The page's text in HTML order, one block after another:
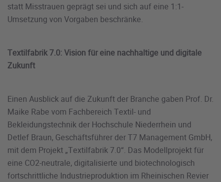
statt Misstrauen geprägt sei und sich auf eine 1:1-
Umsetzung von Vorgaben beschränke.
Textilfabrik 7.0: Vision für eine nachhaltige und digitale
Zukunft
Einen Ausblick auf die Zukunft der Branche gaben Prof. Dr.
Maike Rabe vom Fachbereich Textil- und
Bekleidungstechnik der Hochschule Niederrhein und
Detlef Braun, Geschäftsführer der T7 Management GmbH,
mit dem Projekt „Textilfabrik 7.0“. Das Modellprojekt für
eine CO2-neutrale, digitalisierte und biotechnologisch
fortschrittliche Industrieproduktion im Rheinischen Revier